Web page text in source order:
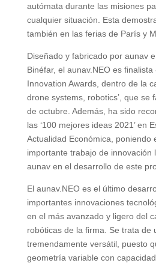
autómata durante las misiones
cualquier situación. Esta
también en las ferias de París y
Diseñado y fabricado por aunav
Binéfar, el aunav.NEO es
Innovation Awards, dentro de la
drone systems, robotics’, que se
de octubre. Además, ha sido
las ‘100 mejores ideas 2021’ en
Actualidad Económica, poniendo
importante trabajo de innovación
aunav en el desarrollo de este
El aunav.NEO es el último
importantes innovaciones
en el más avanzado y ligero del
robóticas de la firma. Se trata de
tremendamente versátil, puesto
geometría variable con